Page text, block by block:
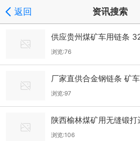
返回 资讯搜索
供应贵州煤矿车用链条
链矿车用链条
浏览:76
厂家直供合金钢链条 矿
矿用五环链
浏览:97
陕西榆林煤矿用无缝锻打
五环链 锻打三环
浏览:106